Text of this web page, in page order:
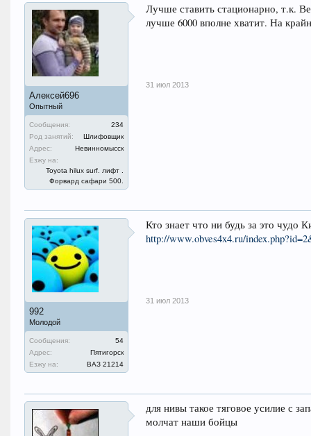
Алексей696
Опытный
Сообщения:
234
Род занятий:
Шлифовщик
Адрес:
Невинномысск
Езжу на:
Toyota hilux surf. лифт .
Форвард сафари 500.
Лучше ставить стационарно, т.к.
лучше 6000 вполне хватит. На
31 июл 2013
992
Молодой
Сообщения:
54
Адрес:
Пятигорск
Езжу на:
ВАЗ 21214
Кто знает что ни будь за это чудо
http://www.obves4x4.ru/
31 июл 2013
для нивы такое тяговое усилие с
молчат наши бойцы